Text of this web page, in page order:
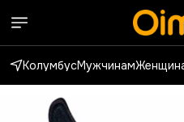
КолумбусМужчинам